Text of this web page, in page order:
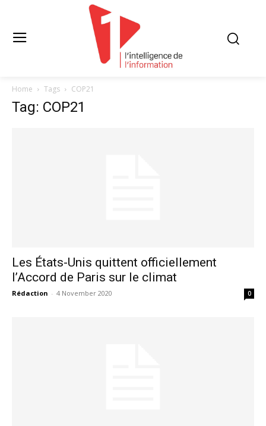
Home Tags COP21
Tag: COP21
Les États-Unis quittent officiellement
l’Accord de Paris sur le climat
Rédaction - 4 November 2020 0